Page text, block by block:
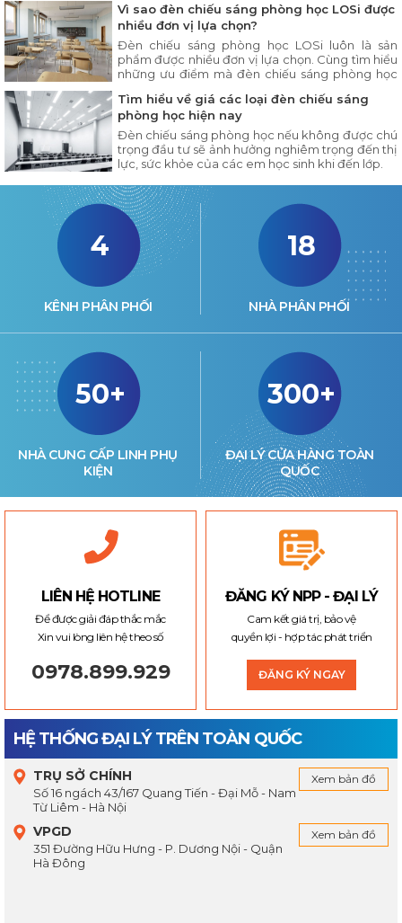
Vì sao đèn chiếu sáng phòng học LOSi được
nhiều đơn vị lựa chọn?
Đèn chiếu sáng phòng học LOSi luôn là sản
phẩm được nhiều đơn vị lựa chọn. Cùng tìm hiểu
những ưu điểm mà đèn chiếu sáng phòng học
Tìm hiểu về giá các loại đèn chiếu sáng
phòng học hiện nay
Đèn chiếu sáng phòng học nếu không được chú
trọng đầu tư sẽ ảnh hưởng nghiêm trọng đến thị
lực, sức khỏe của các em học sinh khi đến lớp.
4
KÊNH PHÂN PHỐI
18
NHÀ PHÂN PHỐI
50+
NHÀ CUNG CẤP LINH PHỤ
KIỆN
300+
ĐẠI LÝ CỬA HÀNG TOÀN
QUỐC
LIÊN HỆ HOTLINE
Để được giải đáp thắc mắc
Xin vui lòng liên hệ theo số
0978.899.929
ĐĂNG KÝ NPP - ĐẠI LÝ
Cam kết giá trị, bảo vệ
quyền lợi - hợp tác phát triển
ĐĂNG KÝ NGAY
HỆ THỐNG ĐẠI LÝ TRÊN TOÀN QUỐC
Xem bản đồ
TRỤ SỞ CHÍNH
Số 16 ngách 43/167 Quang Tiến - Đại Mỗ - Nam
Từ Liêm - Hà Nội
Xem bản đồ
VPGD
351 Đường Hữu Hưng - P. Dương Nội - Quận
Hà Đông